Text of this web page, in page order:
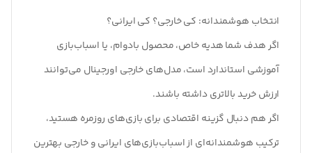
انتخاب هوشمندانه: کی خارجی؟ کی ایرانی؟
اگر هدف شما هدیه خاص، محصول بادوام، یا اسباب‌بازی
آموزشی استاندارد است، مدل‌های خارجی اورجینال می‌توانند
ارزش خرید بالاتری داشته باشند.
اگر هم دنبال گزینه اقتصادی برای بازی‌های روزمره هستید،
ترکیب هوشمندانه‌ای از اسباب‌بازی‌های ایرانی و خارجی بهترین